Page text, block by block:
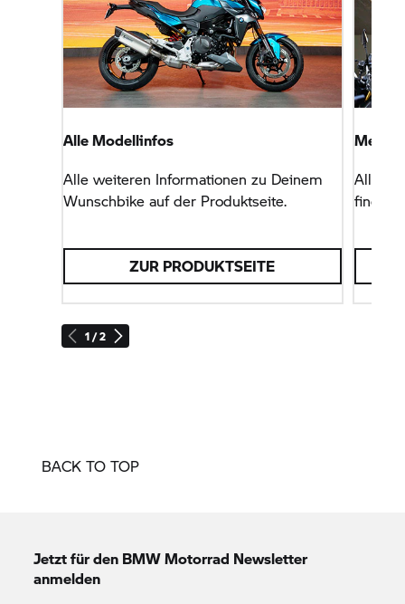
1 / 2
Alle Modellinfos
Alle weiteren Informationen zu Deinem
Wunschbike auf der Produktseite.
ZUR PRODUKTSEITE
Mehr
Alle
findest
BACK TO TOP
Jetzt für den BMW Motorrad Newsletter
anmelden